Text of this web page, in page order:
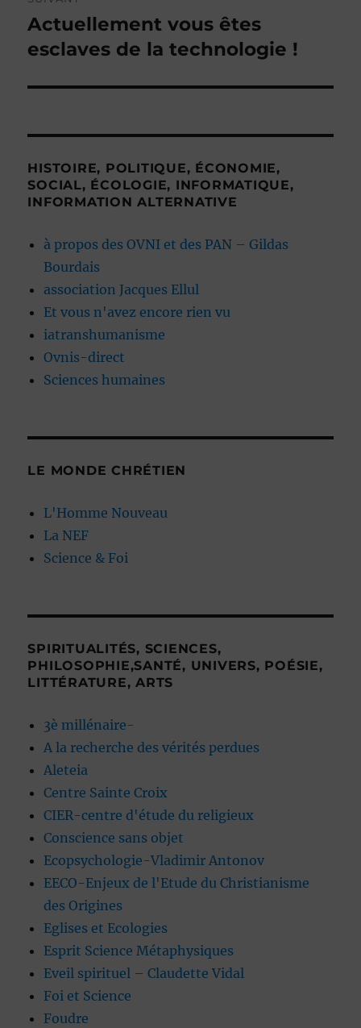
Publication
suivante :
Actuellement vous êtes
esclaves de la technologie !
HISTOIRE, POLITIQUE, ÉCONOMIE,
SOCIAL, ÉCOLOGIE, INFORMATIQUE,
INFORMATION ALTERNATIVE
à propos des OVNI et des PAN – Gildas
Bourdais
association Jacques Ellul
Et vous n'avez encore rien vu
iatranshumanisme
Ovnis-direct
Sciences humaines
LE MONDE CHRÉTIEN
L'Homme Nouveau
La NEF
Science & Foi
SPIRITUALITÉS, SCIENCES,
PHILOSOPHIE,SANTÉ, UNIVERS, POÉSIE,
LITTÉRATURE, ARTS
3è millénaire-
A la recherche des vérités perdues
Aleteia
Centre Sainte Croix
CIER-centre d'étude du religieux
Conscience sans objet
Ecopsychologie-Vladimir Antonov
EECO-Enjeux de l'Etude du Christianisme
des Origines
Eglises et Ecologies
Esprit Science Métaphysiques
Eveil spirituel – Claudette Vidal
Foi et Science
Foudre